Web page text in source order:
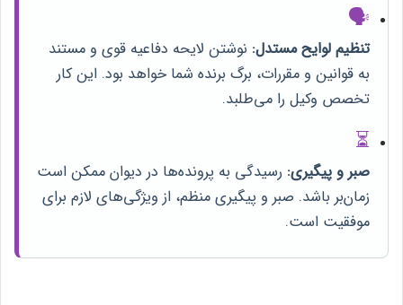
🗣️
تنظیم لوایح مستدل: نوشتن لایحه دفاعیه قوی و مستند
به قوانین و مقررات، برگ برنده شما خواهد بود. این کار
تخصص وکیل را می‌طلبد.
⏳
صبر و پیگیری: رسیدگی به پرونده‌ها در دیوان ممکن است
زمان‌بر باشد. صبر و پیگیری منظم، از ویژگی‌های لازم برای
موفقیت است.